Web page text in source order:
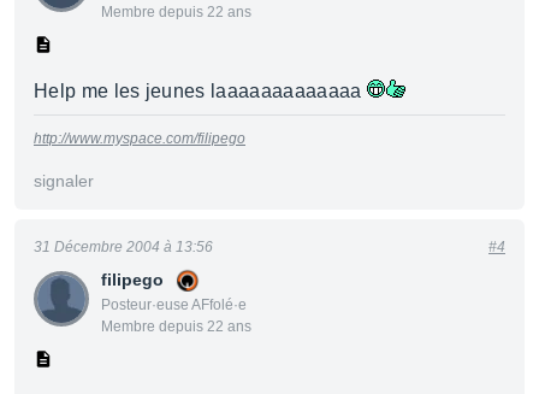
Membre depuis 22 ans
Help me les jeunes laaaaaaaaaaaaa
http://www.myspace.com/filipego
signaler
filipego
Posteur·euse AFfolé·e
Membre depuis 22 ans
31 Décembre 2004 à 13:56 #4